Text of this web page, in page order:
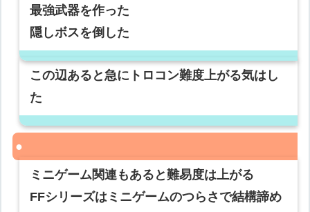
最強武器を作った
隠しボスを倒した
この辺あると急にトロコン難度上がる気はし
た
ミニゲーム関連もあると難易度は上がる
FFシリーズはミニゲームのつらさで結構諦め